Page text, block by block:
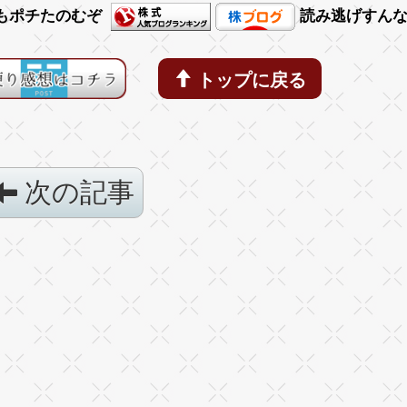
ポチたのむぞ 読み逃げすん
トップに戻る
次の記事